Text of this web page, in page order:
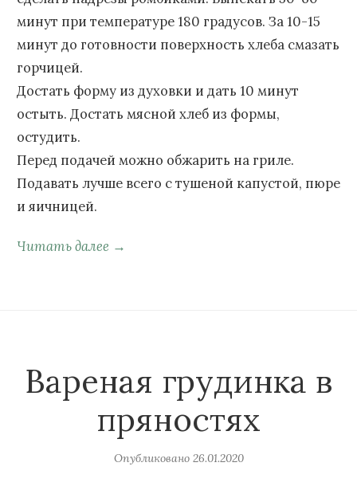
минут при температуре 180 градусов. За 10-15
минут до готовности поверхность хлеба смазать
горчицей.
Достать форму из духовки и дать 10 минут
остыть. Достать мясной хлеб из формы,
остудить.
Перед подачей можно обжарить на гриле.
Подавать лучше всего с тушеной капустой, пюре
и яичницей.
Читать далее →
Вареная грудинка в
пряностях
Опубликовано 26.01.2020